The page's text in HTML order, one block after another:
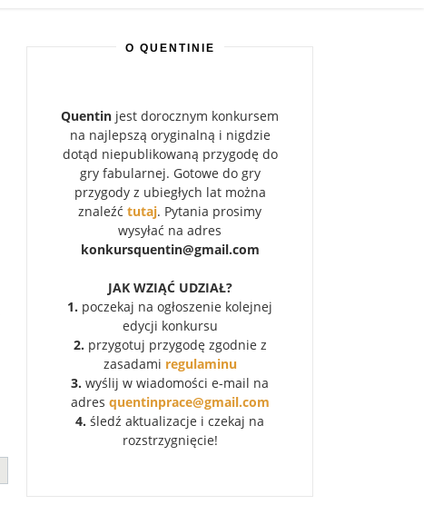
O QUENTINIE
Quentin jest dorocznym konkursem
na najlepszą oryginalną i nigdzie
dotąd niepublikowaną przygodę do
gry fabularnej. Gotowe do gry
przygody z ubiegłych lat można
znaleźć tutaj. Pytania prosimy
wysyłać na adres
konkursquentin@gmail.com
JAK WZIĄĆ UDZIAŁ?
1. poczekaj na ogłoszenie kolejnej
edycji konkursu
2. przygotuj przygodę zgodnie z
zasadami regulaminu
3. wyślij w wiadomości e-mail na
adres quentinprace@gmail.com
4. śledź aktualizacje i czekaj na
rozstrzygnięcie!